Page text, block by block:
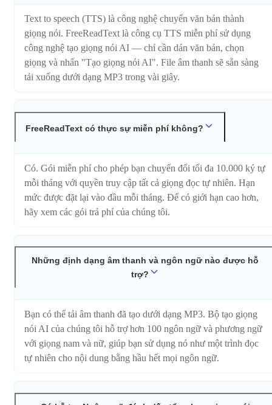
Text to speech (TTS) là công nghệ chuyển văn bản thành
giọng nói. FreeReadText là công cụ TTS miễn phí sử dụng
công nghệ tạo giọng nói AI — chỉ cần dán văn bản, chọn
giọng và nhấn "Tạo giọng nói AI". File âm thanh sẽ sẵn sàng
tải xuống dưới dạng MP3 trong vài giây.
FreeReadText có thực sự miễn phí không?
Có. Gói miễn phí cho phép bạn chuyển đổi tối đa 10.000 ký tự
mỗi tháng với quyền truy cập tất cả giọng đọc tự nhiên. Hạn
mức được đặt lại vào đầu mỗi tháng. Để có giới hạn cao hơn,
hãy xem các gói trả phí của chúng tôi.
Những định dạng âm thanh và ngôn ngữ nào được hỗ
trợ?
Bạn có thể tải âm thanh đã tạo dưới dạng MP3. Bộ tạo giọng
nói AI của chúng tôi hỗ trợ hơn 100 ngôn ngữ và phương ngữ
với giọng nam và nữ, giúp bạn sử dụng nó như một trình đọc
tự nhiên cho nội dung bằng hầu hết mọi ngôn ngữ.